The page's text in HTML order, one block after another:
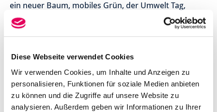
Diese Webseite verwendet Cookies
Wir verwenden Cookies, um Inhalte und Anzeigen zu
personalisieren, Funktionen für soziale Medien anbieten
zu können und die Zugriffe auf unsere Website zu
analysieren. Außerdem geben wir Informationen zu Ihrer
ein neuer Baum, mobiles Grün, der Umwelt Tag,
Umfragen und vieles mehr.
Klimaanpassung, wie zum Beispiel die
"Gartenpartys", begleiten die Klima-Kiste: